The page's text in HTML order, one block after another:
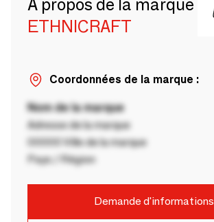
A propos de la marque
ETHNICRAFT
Coordonnées de la marque :
Nom de la marque
Adresse de la marque
00000 Ville de la marque
Pays / Région
Demande d'informations